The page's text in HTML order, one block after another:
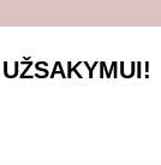
80,